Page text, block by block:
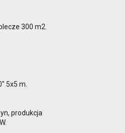
300 m2.
5x5 m.
produkcja